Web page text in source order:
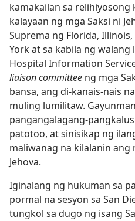
kamakailan sa relihiyosong
kalayaan ng mga Saksi ni
Suprema ng Florida,
York at sa kabila ng walang
Hospital Information
liaison committee ng mga
bansa, ang di-kanais-nais
muling lumilitaw.
pangangalagang-
patotoo, at sinisikap ng
maliwanag na kilalanin ang
Jehova.
Iginalang ng hukuman sa
pormal na sesyon sa San
tungkol sa dugo ng isang